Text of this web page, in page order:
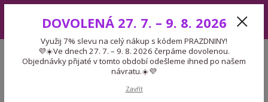
7. – 9. 8. 2026 čerpáme dovolenou. Objednávky přijaté v tomto období
odešleme ihned po našem návratu.☀️💜
CZK
Expedice 775 866 913
Po-Čt 9-15:30 Pá 9-14:30 Pauza 13-13:45
DOVOLENÁ 27. 7. – 9. 8. 2026
Využij 7% slevu na celý nákup s kódem PRAZDNINY!
💜☀️Ve dnech 27. 7. – 9. 8. 2026 čerpáme dovolenou.
Objednávky přijaté v tomto období odešleme ihned po našem
návratu.☀️💜
Zavřít